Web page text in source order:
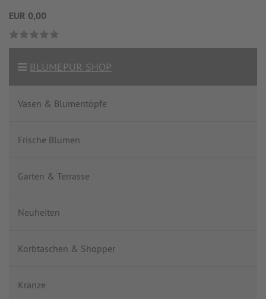
EUR 0,00
BLUMEPUR SHOP
Vasen & Blumentöpfe
Frische Blumen
Garten & Terrasse
Neuheiten
Korbtaschen & Shopper
Kränze